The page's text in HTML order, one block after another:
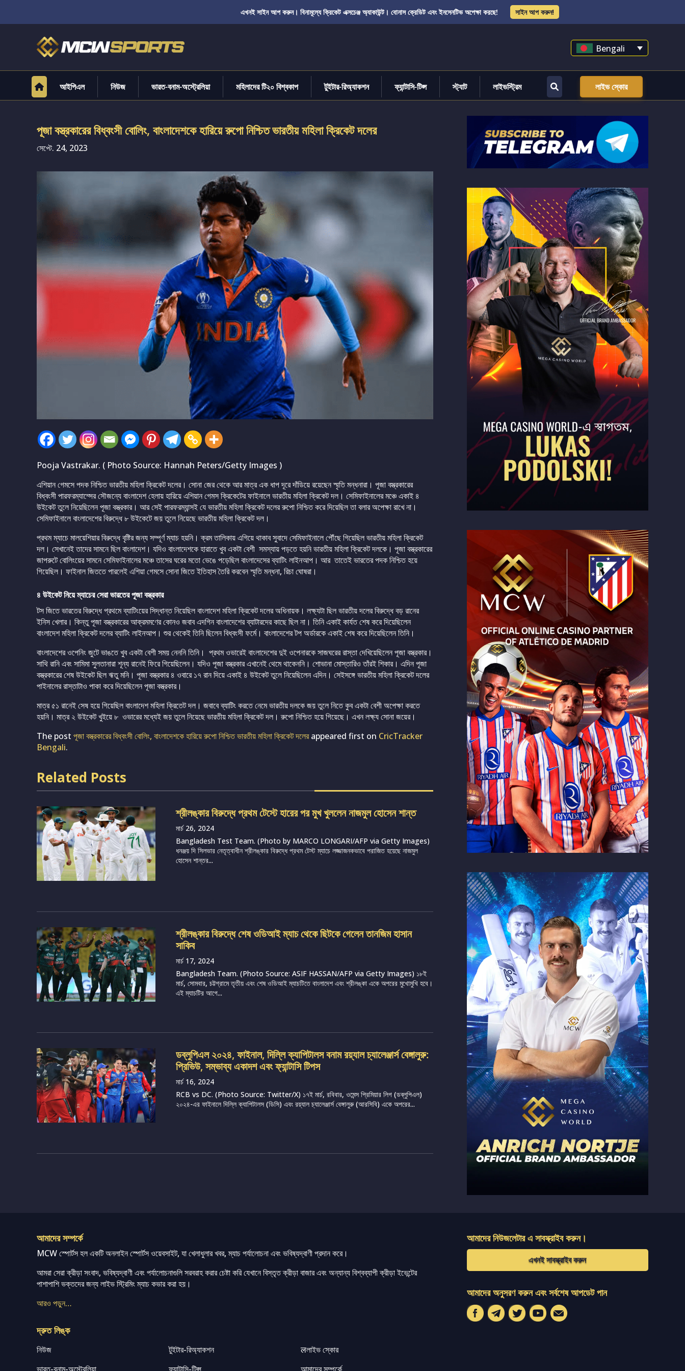
এখনই সাইন আপ করুন। বিনামূল্যে ক্রিকেট এক্সচেঞ্জ অ্যাকাউন্ট। বোনাস ক্রেডিট এবং ইনসেনটিভ অপেক্ষা করছে! সাইন আপ করুন!
Bengali
আইপিএল নিউজ ভারত-বনাম-অস্ট্রেলিয়া মহিলাদের টি২০ বিশ্বকাপ টুইটার-রিঅ্যাকশন ফ্যান্টাসি-টিপ্স স্ট্যাট লাইভস্ট্রিম লাইভ স্কোর
পূজা বস্ত্রকারের বিধ্বংসী বোলিং, বাংলাদেশকে হারিয়ে রুপো নিশ্চিত ভারতীয় মহিলা ক্রিকেট দলের
সেপ্টে. 24, 2023
Pooja Vastrakar. ( Photo Source: Hannah Peters/Getty Images )
এশিয়ান গেমসে পদক নিশ্চিত ভারতীয় মহিলা ক্রিকেট দলের। সোনা জের থেকে আর মাত্র এক ধাপ দূরে দাঁডিয়ে রয়েছেন স্মৃতি মন্ধনারা। পূজা বস্ত্রকারের
বিধ্বংসী পারফরম্যাম্সের সৌজন্যে বাংলাদেশ হেলায় হারিয়ে এশিয়ান গেমস ক্রিকেটের ফাইনালে ভারতীয় মহিলা ক্রিকেট দল। সেমিফাইনালের মঞ্চে একাই ৪
উইকেট তুলে নিয়েছিলেন পূজা বস্ত্রকার। আর সেই পারফরম্যান্সই যে ভারতীয় মহিলা ক্রিকেট দলের রুপো নিশ্চিত করে দিয়েছিল তা বলার অপেক্ষা রাখে না।
সেমিফাইনালে বাংলাদেশের বিরুদ্ধে ৮ উইকেটে জয় তুলে নিয়েছে ভারতীয় মহিলা ক্রিকেট দল।
প্রথম ম্যাচে মালয়েশিয়ার বিরুদ্ধে বৃষ্টির জন্য সম্পূর্ণ ম্যাচ হয়নি। ক্রম তালিকায় এগিয়ে থাকাব সুবাদে সেমিফাইনালে পৌঁছে গিয়েছিল ভারতীয় মহিলা ক্রিকেট
দল। সেখানেই তাদের সামনে ছিল বাংলাদেশ। যদিও বাংলাদেশকে হারাতে খুব একটা বেশী সমস্যায় পড়তে হয়নি ভারতীয় মহিলা ক্রিকেট দলকে। পূজা বস্ত্রকারের
জাপরুটে বোলিংয়ের সামনে সেমিফাইনালের মঞ্চে তাসের ঘরের মতো ভেঙে পড়েছিল বাংলাদেসের ব্যাটিং লাইনআপ। আর তাতেই ভারতের পদক নিশ্চিত হয়ে
গিয়েছিল। ফাইনাল জিততে পারলেই এশিয়া গেমসে সোনা জিতে ইতিহাস তৈরি করবেন স্মৃতি মন্ধনা, রিচা ঘোষরা।
৪ উইকেট নিয়ে ম্যাচের সেরা ভারতের পূজা বস্ত্রকার
টস জিতে ভারতের বিরুদ্ধে প্রথমে ব্যাটিংয়ের সিদ্ধান্ত নিয়েছিল বাংলাদেশ মহিলা ক্রিকেট দলের অধিনায়ক। লক্ষ্যটা ছিল ভারতীয় দলের বিরুদ্ধে বড় রানের
ইনিস খেলার। কিন্তু পূজা বস্ত্রকারের আক্রমমণের কোনও জবাব এদগিন বাংলাদেশের ব্যাটারদের কাছে ছিল না। তিনি একাই কার্যত শেষ করে দিয়েছিলেন
বাংলাদেশ মহিলা ক্রিকেট দলের ব্যাটিং লাইনআপ। শুর থেকেই তিনি ছিলেন বিধ্বংসী ফর্মে। বাংলাদেশের টপ অর্ডারকে একাই শেষ করে দিয়েছিলেন তিনি।
বাংলাদেশের ওপেনিং জুটে ভাঙতে খুব একটা বেশী সময় নেননি তিনি। প্রথম ওভারেই বাংলাদেশের দুই ওপেনারকে সাজঘরের রাস্তা দেখিয়েছিলেন পূজা বস্ত্রকার।
সাথি রানি এবং সামিমা সুলতানারা শূন্য রানেই ফিরে গিয়েছিলেন। যদিও পূজা বস্ত্রকার এখানেই থেমে থাকেননি। শোভানা মোস্তারিও তাঁরই শিকার। এদিন পূজা
বস্ত্রকারের শেষ উইকেট ছিল ঋতু মনি। পূজা বস্ত্রকার ৪ ওবারে ১৭ রান দিয়ে একাই ৪ উইকেট তুলে নিয়েছিলেন এদিন। সেইসঙ্গে ভারতীয় মহিলা ক্রিকেট দলের
পাইনালের রাস্তাটাও পাকা করে দিয়েছিলেন পূজা বস্ত্রকার।
মাত্র ৫১ রানেই সেষ হয়ে গিয়েছিল বাংলাদেশ মহিলা ক্রিতেট দল। জবাবে ব্যাটিং করতে নেমে ভারতীয় দলকে জয় তুলে নিতে কুব একটা বেশী অপেক্ষা করতে
হয়নি। মাত্র ২ উইকেট খুইয়ে ৮ ওভারের মধ্যেই জয় তুলে নিয়েছে ভারতীয় মহিলা ক্রিকেট দল। রুপো নিশ্চিত হয়ে গিয়েছে। এখন লক্ষ্য সোনা জয়ের।
The post পূজা বস্ত্রকারের বিধ্বংসী বোলিং, বাংলাদেশকে হারিয়ে রুপো নিশ্চিত ভারতীয় মহিলা ক্রিকেট দলেরappeared first on CricTracker
Bengali.
Related Posts
শ্রীলঙ্কার বিরুদ্ধে প্রথম টেস্টে হারের পর মুখ খুললেন নাজমুল হোসেন শান্ত
মার্চ 26, 2024
Bangladesh Test Team. (Photo by MARCO LONGARI/AFP via Getty Images)
ধনঞ্জয় দি সিলভার নেতৃত্বাধীন শ্রীলঙ্কার বিরুদ্ধে প্রথম টেস্ট ম্যাচে লজ্জাজনকভাবে পরাজিত হয়েছে নাজমুল
হোসেন শান্তর...
শ্রীলঙ্কার বিরুদ্ধে শেষ ওডিআই ম্যাচ থেকে ছিটকে গেলেন তানজিম হাসান
সাকিব
মার্চ 17, 2024
Bangladesh Team. (Photo Source: ASIF HASSAN/AFP via Getty Images) ১৮ই
মার্চ, সোমবার, চট্টগ্রামে তৃতীয় এবং শেষ ওডিআই ম্যাচটিতে বাংলাদেশ এবং শ্রীলঙ্কা একে অপরের মুখোমুখি হবে।
এই ম্যাচটির আগে...
ডব্লুপিএল ২০২৪, ফাইনাল, দিল্লি ক্যাপিটালস বনাম রয়্যাল চ্যালেঞ্জার্স বেঙ্গালুরু:
প্রিভিউ, সম্ভাব্য একাদশ এবং ফ্যান্টাসি টিপস
মার্চ 16, 2024
RCB vs DC. (Photo Source: Twitter/X) ১৭ই মার্চ, রবিবার, ওমেন্স প্রিমিয়ার লিগ (ডব্লুপিএল)
২০২৪-এর ফাইনালে দিল্লি ক্যাপিটালস (ডিসি) এবং রয়্যাল চ্যালেঞ্জার্স বেঙ্গালুরু (আরসিবি) একে অপরের...
আমাদের সম্পর্কে
MCW স্পোর্টস হল একটি অনলাইন স্পোর্টস ওয়েবসাইট, যা খেলাধুলার খবর, ম্যাচ পর্যালোচনা এবং ভবিষ্যদ্বাণী প্রদান করে।
আমরা সেরা ক্রীড়া সংবাদ, ভবিষ্যদ্বাণী এবং পর্যালোচনাগুলি সরবরাহ করার চেষ্টা করি যেখানে বিস্তৃত ক্রীড়া বাজার এবং অন্যান্য বিশ্বব্যাপী ক্রীড়া ইভেন্টের
পাশাপাশি ভক্তদের জন্য লাইভ স্ট্রিমিং ম্যাচ কভার করা হয়।
আরও পড়ুন…
দ্রুত লিঙ্ক
নিউজ টুইটার-রিঅ্যাকশন
लলাইভ স্কোর
আমাদের নিউজলেটার এ সাবস্ক্রাইব করুন।
এখনই সাবস্ক্রাইব করুন
আমাদের অনুসরণ করুন এবং সর্বশেষ আপডেট পান